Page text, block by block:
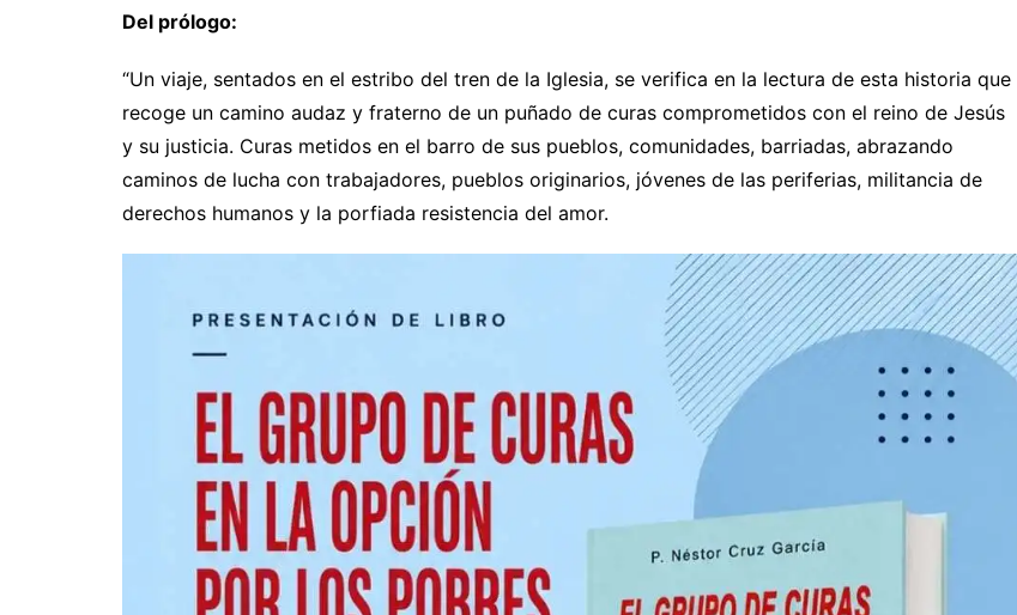
Del prólogo:
“Un viaje, sentados en el estribo del tren de la Iglesia, se verifica en la lectura de esta historia que
recoge un camino audaz y fraterno de un puñado de curas comprometidos con el reino de Jesús
y su justicia. Curas metidos en el barro de sus pueblos, comunidades, barriadas, abrazando
caminos de lucha con trabajadores, pueblos originarios, jóvenes de las periferias, militancia de
derechos humanos y la porfiada resistencia del amor.